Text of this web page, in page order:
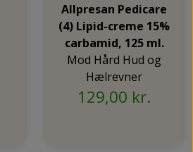
Allpresan Pedicare
(4) Lipid-creme 15%
carbamid, 125 ml.
Mod Hård Hud og
Hælrevner
129,00 kr.